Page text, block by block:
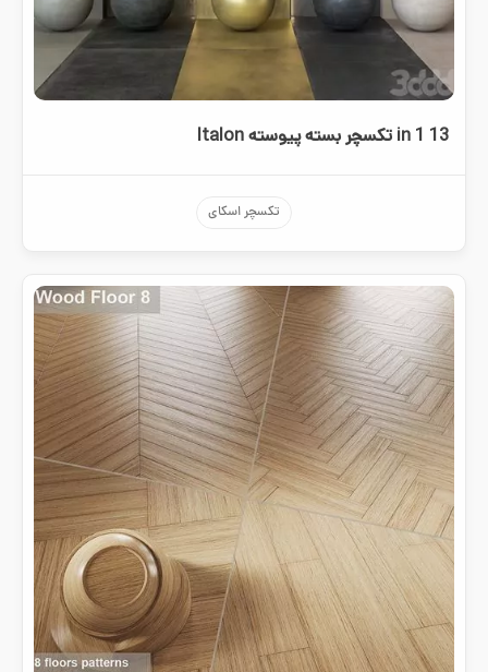
13 in 1 تکسچر بسته پیوسته Italon
تکسچر اسکای